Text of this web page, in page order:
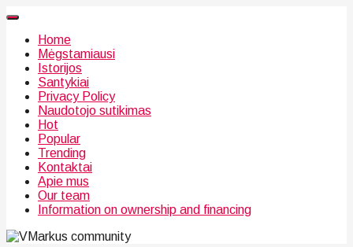
Home
Mėgstamiausi
Istorijos
Santykiai
Privacy Policy
Naudotojo sutikimas
Hot
Popular
Trending
Kontaktai
Apie mus
Our team
Information on ownership and financing
community